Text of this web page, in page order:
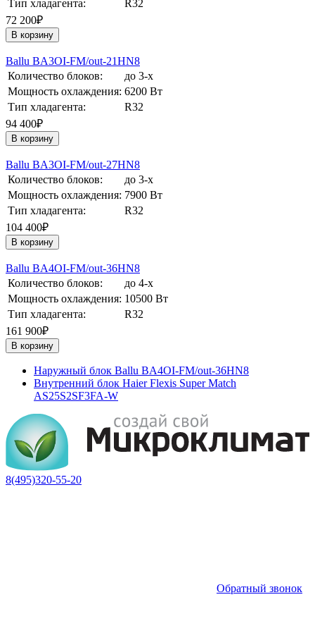
Тип хладагента:
R32
72 200₽
В корзину
Ballu BA3OI-FM/out-21HN8
Количество блоков:
до 3-х
Мощность охлаждения: 6200 Вт
Тип хладагента:
R32
94 400₽
В корзину
Ballu BA3OI-FM/out-27HN8
Количество блоков:
до 3-х
Мощность охлаждения: 7900 Вт
Тип хладагента:
R32
104 400₽
В корзину
Ballu BA4OI-FM/out-36HN8
Количество блоков:
до 4-х
Мощность охлаждения: 10500 Вт
Тип хладагента:
R32
161 900₽
В корзину
Наружный блок Ballu BA4OI-FM/out-36HN8
Внутренний блок Haier Flexis Super Match
AS25S2SF3FA-W
8(495)320-55-20
Обратный звонок